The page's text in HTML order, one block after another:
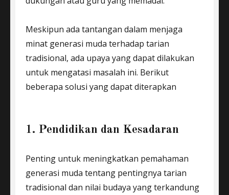
Meskipun ada tantangan dalam menjaga
minat generasi muda terhadap tarian
tradisional, ada upaya yang dapat dilakukan
untuk mengatasi masalah ini. Berikut
beberapa solusi yang dapat diterapkan
1. Pendidikan dan Kesadaran
Penting untuk meningkatkan pemahaman
generasi muda tentang pentingnya tarian
tradisional dan nilai budaya yang terkandung